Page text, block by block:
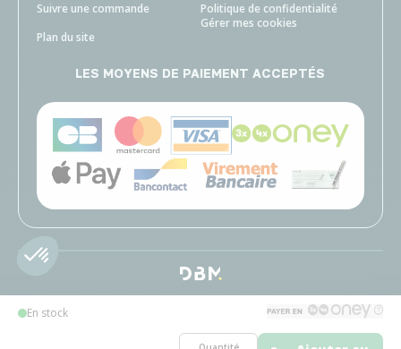
En stock
Suivre une commande
Plan du site
Politique de confidentialité
Gérer mes cookies
LES MOYENS DE PAIEMENT ACCEPTÉS